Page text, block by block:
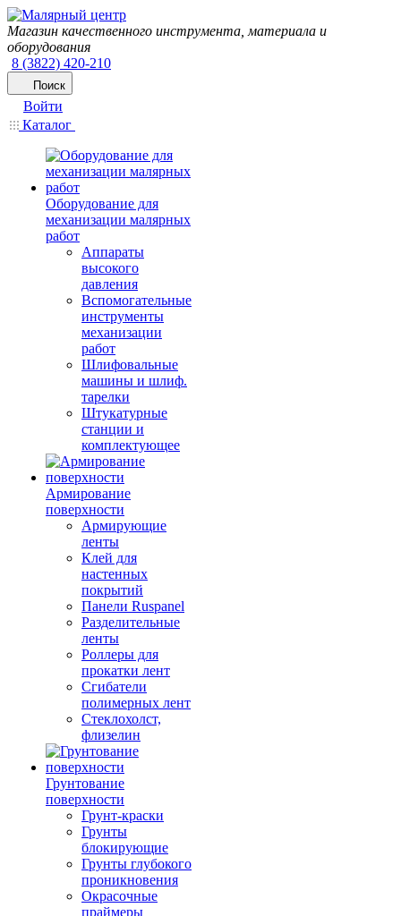
Магазин качественного инструмента, материала и
оборудования
8 (3822) 420-210
Поиск
Войти
Каталог
Оборудование для
механизации малярных
работ
Аппараты
высокого
давления
Вспомогательные
инструменты
механизации
работ
Шлифовальные
машины и шлиф.
тарелки
Штукатурные
станции и
комплектующее
Армирование
поверхности
Армирующие
ленты
Клей для
настенных
покрытий
Панели Ruspanel
Разделительные
ленты
Роллеры для
прокатки лент
Сгибатели
полимерных лент
Стеклохолст,
флизелин
Грунтование
поверхности
Грунт-краски
Грунты
блокирующие
Грунты глубокого
проникновения
Окрасочные
праймеры